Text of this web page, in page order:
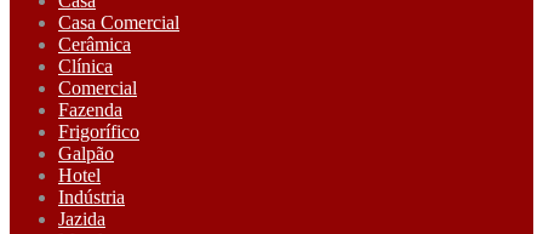
Casa Comercial
Cerâmica
Clínica
Comercial
Fazenda
Frigorífico
Galpão
Hotel
Indústria
Jazida